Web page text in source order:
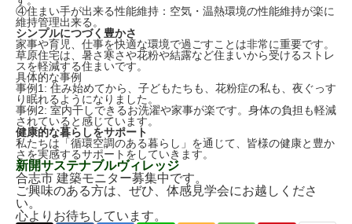
④住まい手が出来る性能維持：空気・温熱環境の性能維持が楽に
維持管理出来る。
シンプルにつづく豊かさ
家事や育児、仕事を快適な環境で過ごすことは非常に重要です。
草原住宅は、暑さ寒さや花粉や結露など住まいから受けるストレ
スを軽減する住まいです。
具体的な事例
事例1: 住み始めてから、子どもたちも、花粉症の私も、夜ぐっす
り眠れるようになりました。
事例2: 室内干しできるお洗濯や家事が楽です。身体の負担も軽減
されていると感じています。
健康的な暮らしをサポート
私たちは「循環空調のある暮らし」を通じて、皆様の健康と豊か
さを実感するサポートをしていきます。
新開サステナブルヴィレッジ
合志市 建築モニター募集中です。
ご興味のある方は、ぜひ、体感見学会にお越しくださ
い。
心よりお待ちしています。